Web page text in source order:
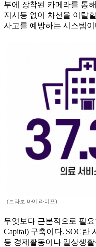
부에 장착된 카메라를 통
지시등 없이 차선을 이탈
사고를 예방하는 시스템이
(브라보 마이 라이프)
무엇보다 근본적으로 필요
Capital) 구축이다. SOC란
등 경제활동이나 일상생